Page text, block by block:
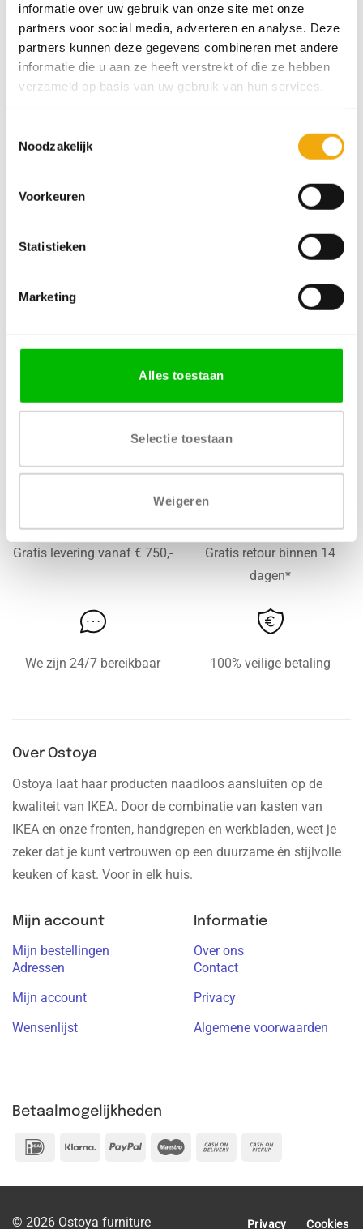
informatie over uw gebruik van onze site met onze
partners voor social media, adverteren en analyse. Deze
partners kunnen deze gegevens combineren met andere
informatie die u aan ze heeft verstrekt of die ze hebben
verzameld op basis van uw gebruik van hun services.
Noodzakelijk
Voorkeuren
Statistieken
Marketing
Alles toestaan
Selectie toestaan
Weigeren
Matrix Noce leuca, Deur voor Pax aantal
Toevoegen aan winkelwagen
Specificaties
18 mm 4 tot 6 weken
Prijsgroep 2
Gratis levering vanaf € 750,-
Gratis retour binnen 14
dagen*
We zijn 24/7 bereikbaar 100% veilige betaling
Over Ostoya
Ostoya laat haar producten naadloos aansluiten op de
kwaliteit van IKEA. Door de combinatie van kasten van
IKEA en onze fronten, handgrepen en werkbladen, weet je
zeker dat je kunt vertrouwen op een duurzame én stijlvolle
keuken of kast. Voor in elk huis.
Mijn account
Mijn bestellingen
Adressen
Mijn account
Wensenlijst
Informatie
Over ons
Contact
Privacy
Algemene voorwaarden
Betaalmogelijkheden
IDeal Klarna PayPal Maestro Cash
DeliveryPickup
© 2026 Ostoya furniture Privacy Cookies